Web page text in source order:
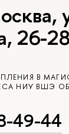
26-28
В
НИУ ВШЭ
49-44